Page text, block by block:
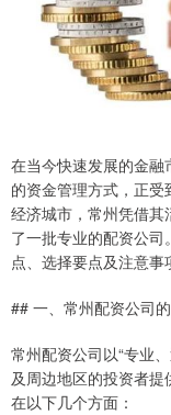
在当今快速发展的金
的资金管理方式，正
经济城市，常州凭借
了一批专业的配资公
点、选择要点及注意事
## 一、常州配资公司
常州配资公司以“专业
及周边地区的投资者
在以下几个方面：